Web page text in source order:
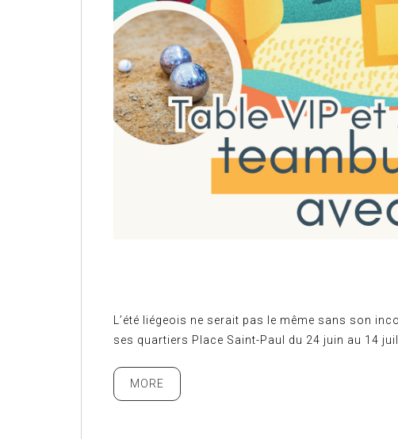
L’été liégeois ne serait pas le même sans son
ses quartiers Place Saint-Paul du 24 juin au 14
MORE